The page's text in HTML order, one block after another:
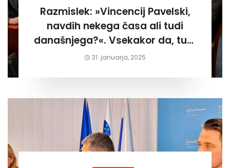
Razmislek: »Vincencij Pavelski,
navdih nekega časa ali tudi
današnjega?«. Vsekakor da, tudi
današnjega«
31. januarja, 2025